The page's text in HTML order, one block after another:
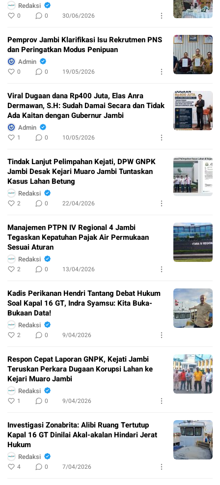
Redaksi
0 0 30/06/2026
Pemprov Jambi Klarifikasi Isu Rekrutmen PNS
dan Peringatkan Modus Penipuan
Admin
0 0 19/05/2026
Viral Dugaan dana Rp400 Juta, Elas Anra
Dermawan, S.H: Sudah Damai Secara dan Tidak
Ada Kaitan dengan Gubernur Jambi
Admin
1 0 10/05/2026
Tindak Lanjut Pelimpahan Kejati, DPW GNPK
Jambi Desak Kejari Muaro Jambi Tuntaskan
Kasus Lahan Betung
Redaksi
2 0 22/04/2026
Manajemen PTPN IV Regional 4 Jambi
Tegaskan Kepatuhan Pajak Air Permukaan
Sesuai Aturan
Redaksi
2 0 13/04/2026
Kadis Perikanan Hendri Tantang Debat Hukum
Soal Kapal 16 GT, Indra Syamsu: Kita Buka-
Bukaan Data!
Redaksi
2 0 9/04/2026
Respon Cepat Laporan GNPK, Kejati Jambi
Teruskan Perkara Dugaan Korupsi Lahan ke
Kejari Muaro Jambi
Redaksi
1 0 9/04/2026
Investigasi Zonabrita: Alibi Ruang Tertutup
Kapal 16 GT Dinilai Akal-akalan Hindari Jerat
Hukum
Redaksi
4 0 7/04/2026